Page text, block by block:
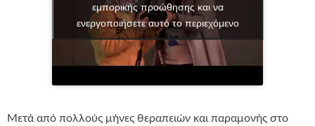
εμπορικής προώθησης και να
ενεργοποιήσετε αυτό το περιεχόμενο
Μετά από πολλούς μήνες θεραπειών και παραμονής στο